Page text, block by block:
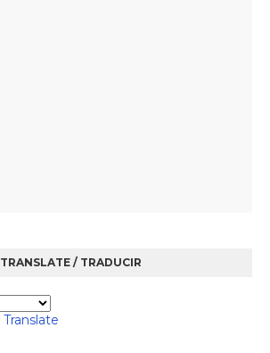
TRANSLATE / TRADUCIR
Translate